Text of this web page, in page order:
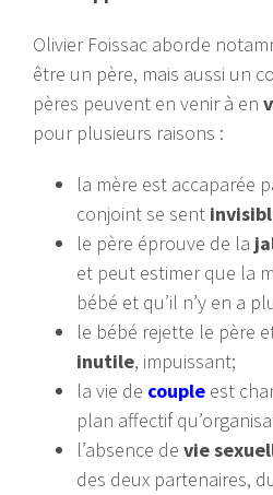
Olivier Foissac aborde
être un père, mais aussi un
pères peuvent en venir à en
pour plusieurs raisons :
la mère est accaparée
conjoint se sent
le père éprouve de la
et peut estimer que la
bébé et qu’il n’y en a
le bébé rejette le père
inutile, impuissant;
la vie de couple est
plan affectif
l’absence de vie
des deux partenaires,